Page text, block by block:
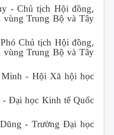
- Chủ tịch Hội đồng,
vùng Trung Bộ và Tây
Chủ tịch Hội đồng,
vùng Trung Bộ và Tây
- Hội Xã hội học
Đại học Kinh tế Quốc
- Trường Đại học